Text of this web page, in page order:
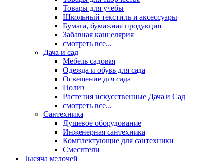
Товары для учебы
Школьный текстиль и аксессуары
Бумага, бумажная продукция
Забавная канцелярия
смотреть все...
Дача и сад
Мебель садовая
Одежда и обувь для сада
Освещение для сада
Полив
Растения искусственные Дача и Сад
смотреть все...
Сантехника
Душевое оборудование
Инженерная сантехника
Комплектующие для сантехники
Смесители
Тысяча мелочей